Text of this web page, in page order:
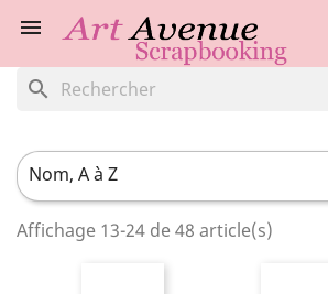

search
Nom, A à Z
Affichage 13-24 de 48 article(s)